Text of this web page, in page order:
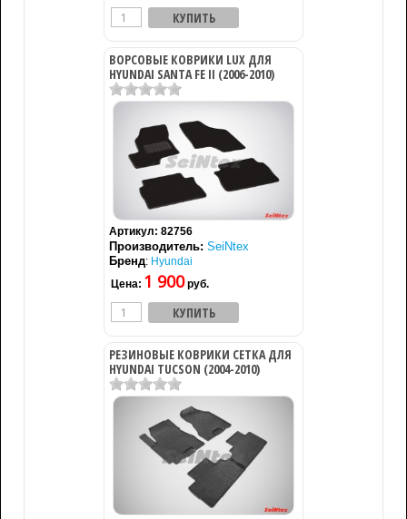
ВОРСОВЫЕ КОВРИКИ LUX ДЛЯ
HYUNDAI SANTA FE II (2006-2010)
Артикул: 82756
Производитель: SeiNtex
Бренд: Hyundai
Цена: 1 900руб.
РЕЗИНОВЫЕ КОВРИКИ СЕТКА ДЛЯ
HYUNDAI TUCSON (2004-2010)